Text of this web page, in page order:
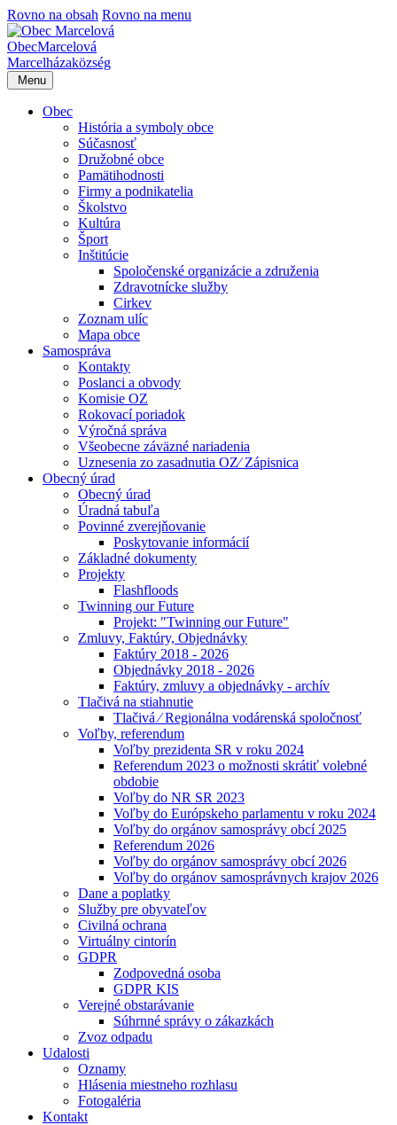
Rovno na obsah Rovno na menu
ObecMarcelová
Marcelházaközség
Menu
Obec
História a symboly obce
Súčasnosť
Družobné obce
Pamätihodnosti
Firmy a podnikatelia
Školstvo
Kultúra
Šport
Inštitúcie
Spoločenské organizácie a združenia
Zdravotnícke služby
Cirkev
Zoznam ulíc
Mapa obce
Samospráva
Kontakty
Poslanci a obvody
Komisie OZ
Rokovací poriadok
Výročná správa
Všeobecne záväzné nariadenia
Uznesenia zo zasadnutia OZ⁄ Zápisnica
Obecný úrad
Obecný úrad
Úradná tabuľa
Povinné zverejňovanie
Poskytovanie informácií
Základné dokumenty
Projekty
Flashfloods
Twinning our Future
Projekt: "Twinning our Future"
Zmluvy, Faktúry, Objednávky
Faktúry 2018 - 2026
Objednávky 2018 - 2026
Faktúry, zmluvy a objednávky - archív
Tlačivá na stiahnutie
Tlačivá ⁄ Regionálna vodárenská spoločnosť
Voľby, referendum
Voľby prezidenta SR v roku 2024
Referendum 2023 o možnosti skrátiť volebné
obdobie
Voľby do NR SR 2023
Voľby do Európskeho parlamentu v roku 2024
Voľby do orgánov samosprávy obcí 2025
Referendum 2026
Voľby do orgánov samosprávy obcí 2026
Voľby do orgánov samosprávnych krajov 2026
Dane a poplatky
Služby pre obyvateľov
Civilná ochrana
Virtuálny cintorín
GDPR
Zodpovedná osoba
GDPR KIS
Verejné obstarávanie
Súhrnné správy o zákazkách
Zvoz odpadu
Udalosti
Oznamy
Hlásenia miestneho rozhlasu
Fotogaléria
Kontakt